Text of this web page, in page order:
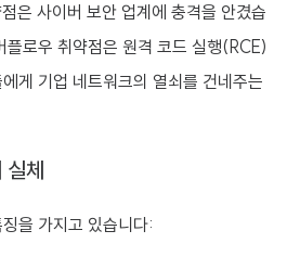
사이버 보안 업계에 충격을 안겼습
플로우 취약점은 원격 코드 실행(RCE)
게 기업 네트워크의 열쇠를 건네주는
체
을 가지고 있습니다: